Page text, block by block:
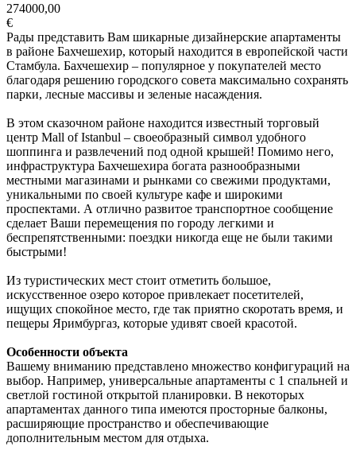
274000,00
€
Рады представить Вам шикарные дизайнерские апартаменты
в районе Бахчешехир, который находится в европейской части
Стамбула. Бахчешехир – популярное у покупателей место
благодаря решению городского совета максимально сохранять
парки, лесные массивы и зеленые насаждения.
В этом сказочном районе находится известный торговый
центр Mall of Istanbul – своеобразный символ удобного
шоппинга и развлечений под одной крышей! Помимо него,
инфраструктура Бахчешехира богата разнообразными
местными магазинами и рынками со свежими продуктами,
уникальными по своей культуре кафе и широкими
проспектами. А отлично развитое транспортное сообщение
сделает Ваши перемещения по городу легкими и
беспрепятственными: поездки никогда еще не были такими
быстрыми!
Из туристических мест стоит отметить большое,
искусственное озеро которое привлекает посетителей,
ищущих спокойное место, где так приятно скоротать время, и
пещеры Яримбургаз, которые удивят своей красотой.
Особенности объекта
Вашему вниманию представлено множество конфигураций на
выбор. Например, универсальные апартаменты с 1 спальней и
светлой гостиной открытой планировки. В некоторых
апартаментах данного типа имеются просторные балконы,
расширяющие пространство и обеспечивающие
дополнительным местом для отдыха.